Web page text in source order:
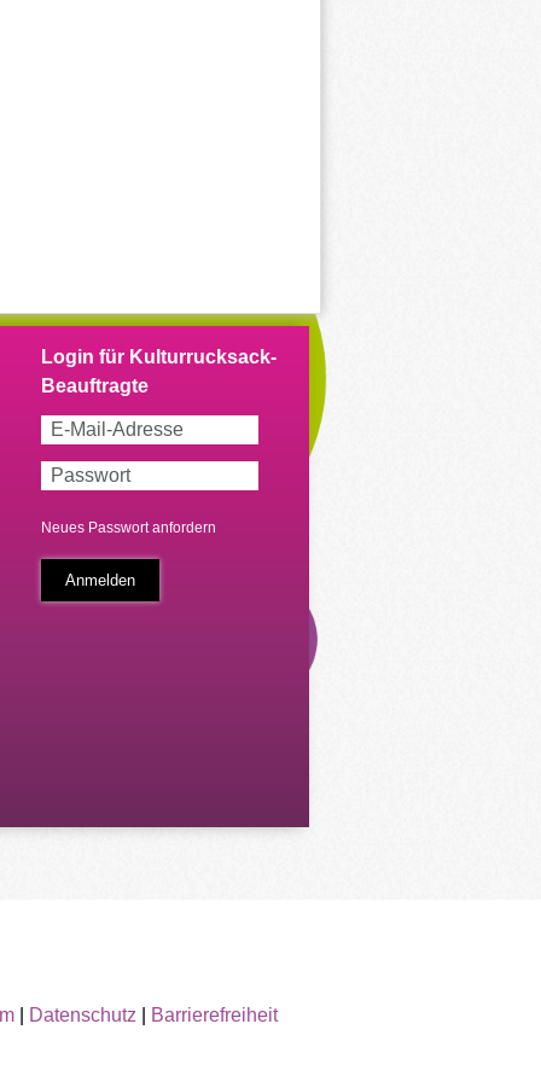
Neues Passwort anfordern
| Datenschutz Barrierefreiheit